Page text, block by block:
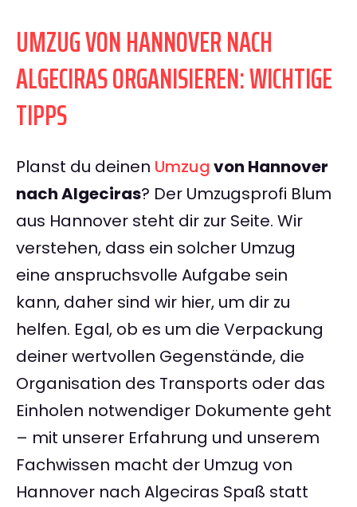
UMZUG VON HANNOVER NACH
ALGECIRAS ORGANISIEREN: WICHTIGE
TIPPS
Planst du deinen Umzugvon Hannover
nach Algeciras? Der Umzugsprofi Blum
aus Hannover steht dir zur Seite. Wir
verstehen, dass ein solcher Umzug
eine anspruchsvolle Aufgabe sein
kann, daher sind wir hier, um dir zu
helfen. Egal, ob es um die Verpackung
deiner wertvollen Gegenstände, die
Organisation des Transports oder das
Einholen notwendiger Dokumente geht
– mit unserer Erfahrung und unserem
Fachwissen macht der Umzug von
Hannover nach Algeciras Spaß statt